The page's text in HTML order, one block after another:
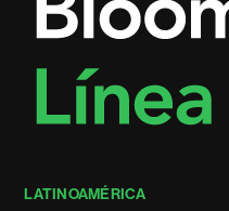
LATINOAMÉRICA